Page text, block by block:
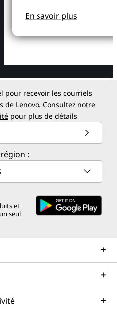
En savoir plus
pour recevoir les courriels
Lenovo. Consultez notre
pour plus de détails.
:
et
seul